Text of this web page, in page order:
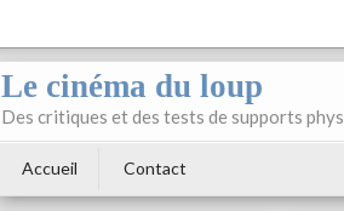
Le cinéma du loup
Des critiques et des tests de supports
Accueil Contact